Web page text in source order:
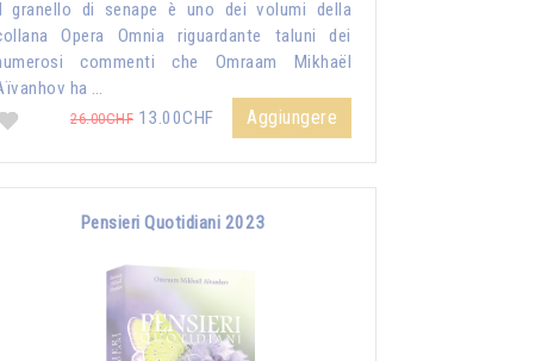
granello di senape è uno dei volumi della
Opera Omnia riguardante taluni dei
commenti che Omraam Mikhaël
ha …
26.00CHF 13.00CHF Aggiungere
Pensieri Quotidiani 2023